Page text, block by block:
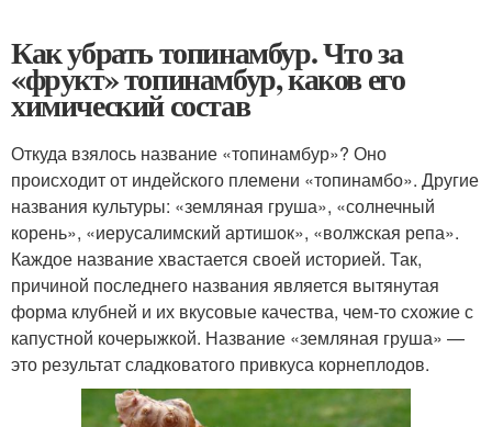
Как убрать топинамбур. Что за
«фрукт» топинамбур, каков его
химический состав
Откуда взялось название «топинамбур»? Оно
происходит от индейского племени «топинамбо». Другие
названия культуры: «земляная груша», «солнечный
корень», «иерусалимский артишок», «волжская репа».
Каждое название хвастается своей историей. Так,
причиной последнего названия является вытянутая
форма клубней и их вкусовые качества, чем-то схожие с
капустной кочерыжкой. Название «земляная груша» —
это результат сладковатого привкуса корнеплодов.